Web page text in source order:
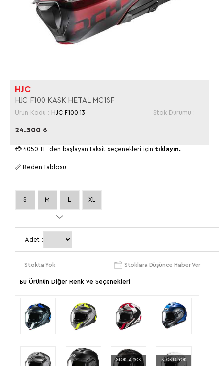
HJC
HJC F100 KASK HETAL MC1SF
Ürün Kodu : HJC.F100.13 Stok Durumu :
24.300 ₺
💳 4050 TL 'den başlayan taksit seçenekleri için tıklayın.
📏 Beden Tablosu
S M L XL
Adet :
Stokta Yok Stoklara Düşünce Haber Ver
Bu Ürünün Diğer Renk ve Seçenekleri
STOKTA YOK STOKTA YOK